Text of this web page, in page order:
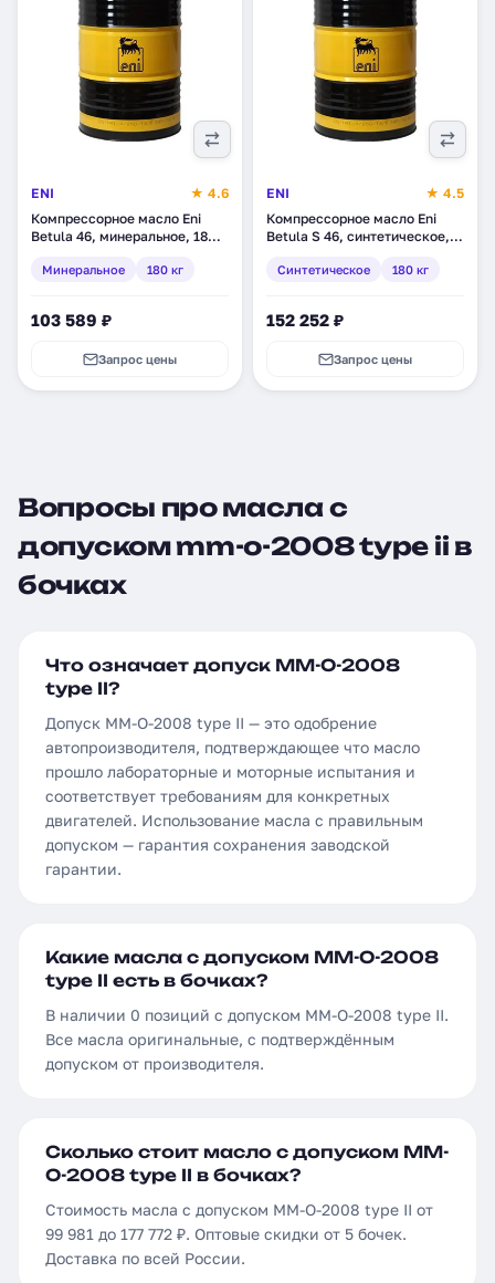
ENI
★ 4.6
Компрессорное масло Eni
Betula 46, минеральное, 180
Минеральное 180 кг
103 589 ₽
Запрос цены
ENI
★ 4.5
Компрессорное масло Eni
Betula S 46, синтетическое,
Синтетическое 180 кг
152 252 ₽
Запрос цены
Вопросы про масла с
допуском mm-o-2008 type ii в
бочках
Что означает допуск MM-O-2008
type II?
Допуск MM-O-2008 type II — это одобрение
автопроизводителя, подтверждающее что масло
прошло лабораторные и моторные испытания и
соответствует требованиям для конкретных
двигателей. Использование масла с правильным
допуском — гарантия сохранения заводской
гарантии.
Какие масла с допуском MM-O-2008
type II есть в бочках?
В наличии 0 позиций с допуском MM-O-2008 type II.
Все масла оригинальные, с подтверждённым
допуском от производителя.
Сколько стоит масло с допуском MM-
O-2008 type II в бочках?
Стоимость масла с допуском MM-O-2008 type II от
99 981 до 177 772 ₽. Оптовые скидки от 5 бочек.
Доставка по всей России.